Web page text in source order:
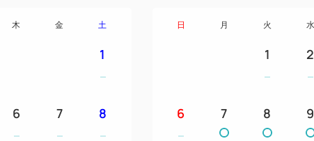
木 金 土
1
6 7 8
日 月 火 水
1 2
6 7 8 9